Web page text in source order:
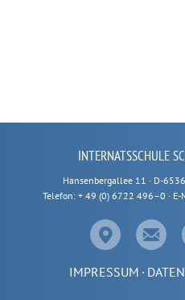
INTERNATSSCHULE
Hansenbergallee 11 · D-
Telefon: + 49 (0) 6722 496–0 ·
IMPRESSUM